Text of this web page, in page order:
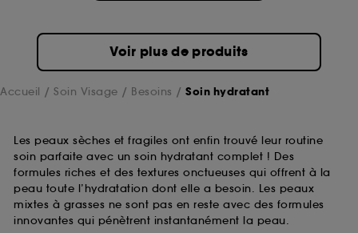
Voir plus de produits
Accueil Soin Visage Besoins Soin hydratant
Les peaux sèches et fragiles ont enfin trouvé leur routine
soin parfaite avec un soin hydratant complet ! Des
formules riches et des textures onctueuses qui offrent à la
peau toute l’hydratation dont elle a besoin. Les peaux
mixtes à grasses ne sont pas en reste avec des formules
innovantes qui pénètrent instantanément la peau.